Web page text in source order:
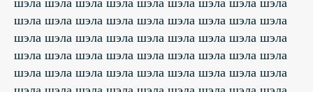
шэла шэла шэла шэла шэла шэла шэла шэла шэла
шэла шэла шэла шэла шэла шэла шэла шэла шэла
шэла шэла шэла шэла шэла шэла шэла шэла шэла
шэла шэла шэла шэла шэла шэла шэла шэла шэла